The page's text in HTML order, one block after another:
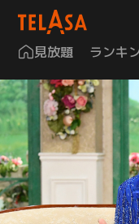
見放題 ランキ